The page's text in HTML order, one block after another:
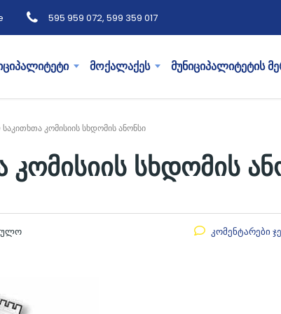
595 959 072, 599 359 017
მოქალაქეს მუნიციპალიტეტის
კომისიის სხდომის ანონსი
სხდომის
კომენტარები